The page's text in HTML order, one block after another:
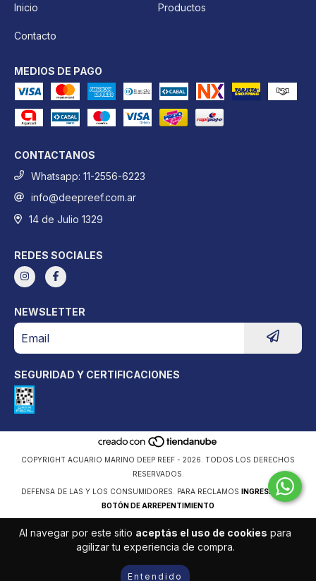
Al navegar por este sitio aceptás el uso de cookies para
agilizar tu experiencia de compra.
Entendido
Inicio Productos
Contacto
MEDIOS DE PAGO
CONTACTANOS
Whatsapp: 11-2556-6223
info@deepreef.com.ar
14 de Julio 1329
REDES SOCIALES
NEWSLETTER
SEGURIDAD Y CERTIFICACIONES
COPYRIGHT ACUARIO MARINO DEEP REEF - 2026. TODOS LOS DERECHOS
RESERVADOS.
DEFENSA DE LAS Y LOS CONSUMIDORES. PARA RECLAMOS INGRESÁ ACÁ.
BOTÓN DE ARREPENTIMIENTO